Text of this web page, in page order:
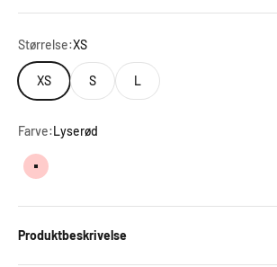
Størrelse:XS
XS S L
Farve:Lyserød
Lyserød
Produktbeskrivelse